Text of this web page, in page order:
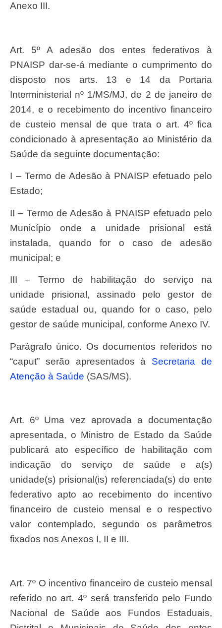
Anexo III.
Art. 5º A adesão dos entes federativos à
PNAISP dar-se-á mediante o cumprimento do
disposto nos arts. 13 e 14 da Portaria
Interministerial nº 1/MS/MJ, de 2 de janeiro de
2014, e o recebimento do incentivo financeiro
de custeio mensal de que trata o art. 4º fica
condicionado à apresentação ao Ministério da
Saúde da seguinte documentação:
I – Termo de Adesão à PNAISP efetuado pelo
Estado;
II – Termo de Adesão à PNAISP efetuado pelo
Município onde a unidade prisional está
instalada, quando for o caso de adesão
municipal; e
III – Termo de habilitação do serviço na
unidade prisional, assinado pelo gestor de
saúde estadual ou, quando for o caso, pelo
gestor de saúde municipal, conforme Anexo IV.
Parágrafo único. Os documentos referidos no
“caput” serão apresentados à Secretaria de
Atenção à Saúde (SAS/MS).
Art. 6º Uma vez aprovada a documentação
apresentada, o Ministro de Estado da Saúde
publicará ato específico de habilitação com
indicação do serviço de saúde e a(s)
unidade(s) prisional(is) referenciada(s) do ente
federativo apto ao recebimento do incentivo
financeiro de custeio mensal e o respectivo
valor contemplado, segundo os parâmetros
fixados nos Anexos I, II e III.
Art. 7º O incentivo financeiro de custeio mensal
referido no art. 4º será transferido pelo Fundo
Nacional de Saúde aos Fundos Estaduais,